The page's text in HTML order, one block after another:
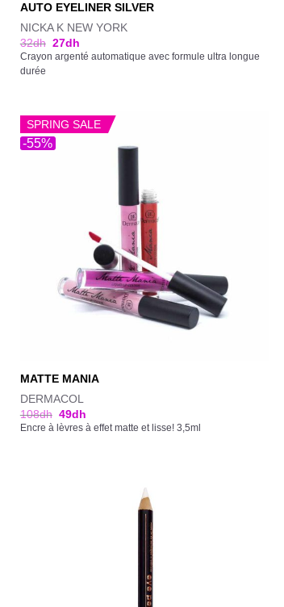
AUTO EYELINER SILVER
NICKA K NEW YORK
32dh 27dh
Crayon argenté automatique avec formule ultra longue
durée
-55%
SPRING SALE
MATTE MANIA
DERMACOL
108dh 49dh
Encre à lèvres à effet matte et lisse! 3,5ml